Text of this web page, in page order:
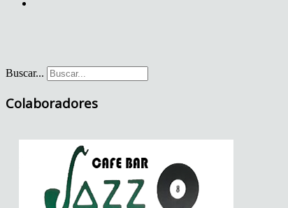
Buscar...
Colaboradores